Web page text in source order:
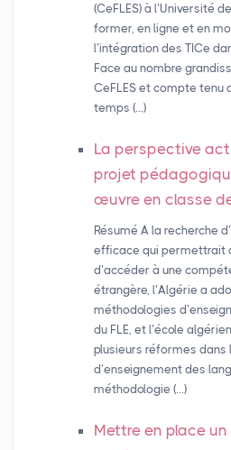
(CeFLES) à l’Université
former, en ligne et en
l’intégration des TICe
Face au nombre
CeFLES et compte tenu
temps (…)
La perspective
projet
œuvre en classe
Résumé A la recherche
efficace qui permettrait
d’accéder à une
étrangère, l’Algérie a
méthodologies
du FLE, et l’école
plusieurs réformes dans
d’enseignement des
méthodologie (…)
Mettre en place